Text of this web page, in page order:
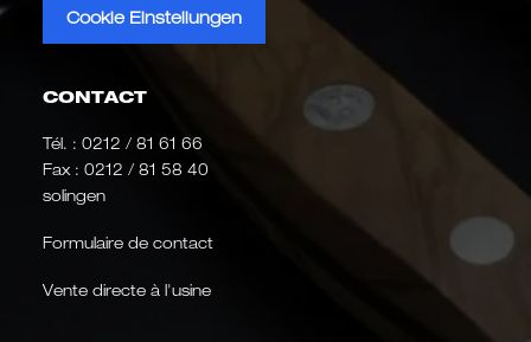
Cookie Einstellungen
CONTACT
Tél. : 0212 / 81 61 66
Fax : 0212 / 81 58 40
solingen
Formulaire de contact
Vente directe à l'usine